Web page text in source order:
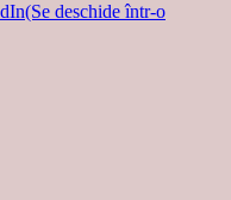
deschide într-o